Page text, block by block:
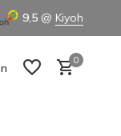
9,5 @ Kiyoh
0